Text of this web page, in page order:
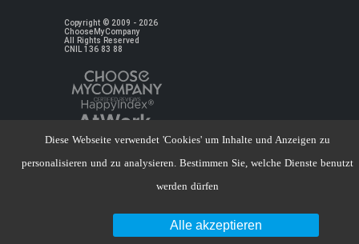
Copyright © 2009 - 2026
ChooseMyCompany
All Rights Reserved
CNIL 136 83 88
Diese Webseite verwendet 'Cookies' um Inhalte und Anzeigen zu
personalisieren und zu analysieren. Bestimmen Sie, welche Dienste benutzt
werden dürfen
Alle akzeptieren